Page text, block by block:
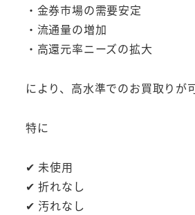
・金券市場の需要安定
・流通量の増加
・高還元率ニーズの拡大
により、高水準でのお買取りが
特に
✔ 未使用
✔ 折れなし
✔ 汚れなし